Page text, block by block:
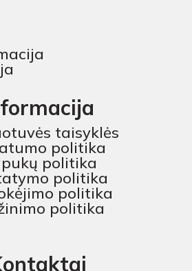
taisyklės
politika
politika
politika
politika
politika